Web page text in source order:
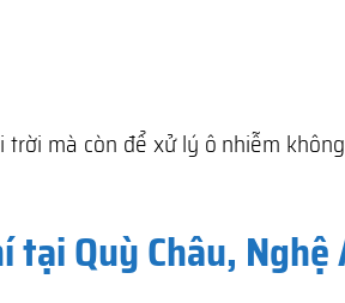
mà còn để xử lý ô nhiễm
Quỳ Châu, Nghệ